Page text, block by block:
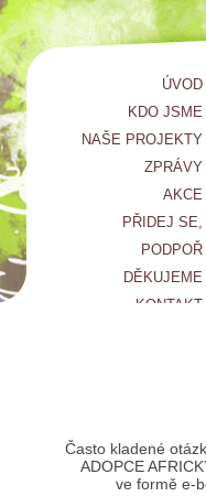
ÚVOD
KDO JSME
NAŠE PROJEKTY
ZPRÁVY
AKCE
PŘIDEJ SE,
PODPOŘ
DĚKUJEME
KONTAKT
Často kladené
ADOPCE
ve formě e-